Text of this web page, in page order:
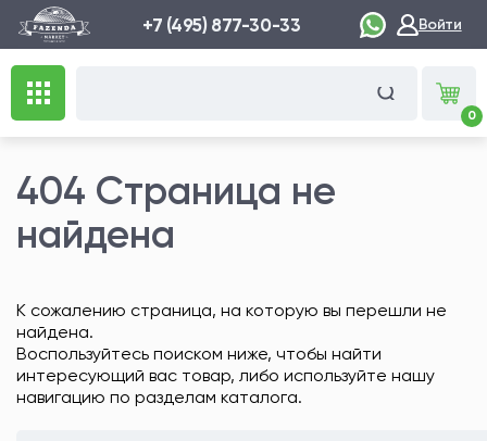
+7 (495) 877-30-33 Войти
0
404 Страница не
найдена
К сожалению страница, на которую вы перешли не
найдена.
Воспользуйтесь поиском ниже, чтобы найти
интересующий вас товар, либо используйте нашу
навигацию по разделам каталога.